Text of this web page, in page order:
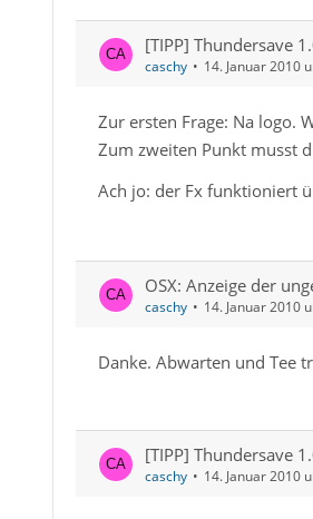
[TIPP] Thundersave
caschy 14. Januar 2010
Zur ersten Frage: Na logo.
Zum zweiten Punkt musst
Ach jo: der Fx funktioniert
OSX: Anzeige der
caschy 14. Januar 2010
Danke. Abwarten und Tee
[TIPP] Thundersave
caschy 14. Januar 2010